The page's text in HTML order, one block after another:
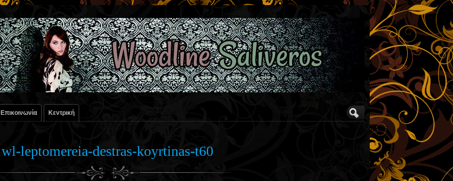
Επικοινωνία Κεντρική
wl-leptomereia-destras-koyrtinas-t60